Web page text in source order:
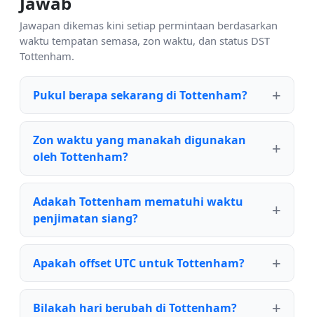
Jawapan dikemas kini setiap permintaan berdasarkan
waktu tempatan semasa, zon waktu, dan status DST
Tottenham.
Pukul berapa sekarang di Tottenham?
Zon waktu yang manakah digunakan
oleh Tottenham?
Adakah Tottenham mematuhi waktu
penjimatan siang?
Apakah offset UTC untuk Tottenham?
Bilakah hari berubah di Tottenham?